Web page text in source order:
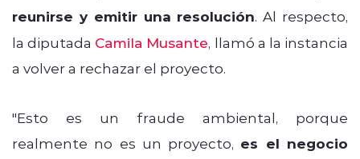
reunirse y emitir una resolución. Al respecto,
la diputada Camila Musante, llamó a la instancia
a volver a rechazar el proyecto.
"Esto es un fraude ambiental, porque
realmente no es un proyecto, es el negocio